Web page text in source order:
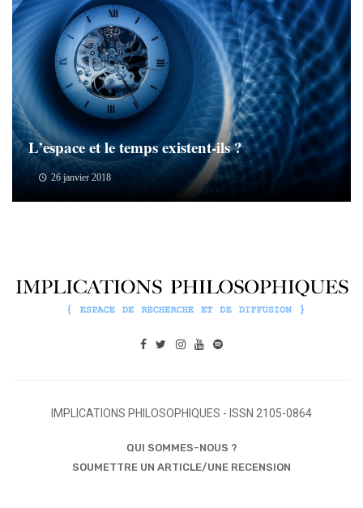
L’espace et le temps existent-ils ?
26 janvier 2018
IMPLICATIONS PHILOSOPHIQUES - ISSN 2105-0864
QUI SOMMES-NOUS ?
SOUMETTRE UN ARTICLE/UNE RECENSION